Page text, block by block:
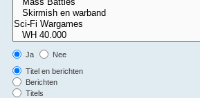
Ja
Nee
Titel en berichten
Berichten
Titels